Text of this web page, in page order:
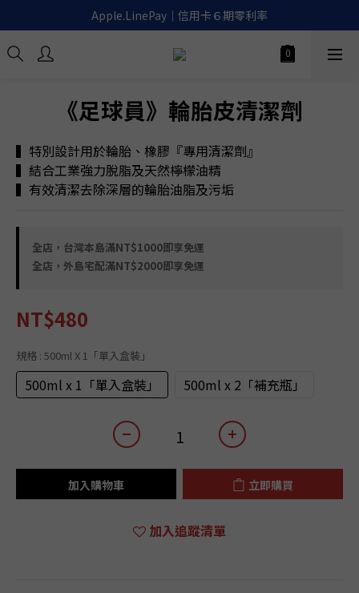
滿千免運｜超商取貨.宅配.貨到付款🚚
Apple.LinePay｜信用卡６期零利率
喚醒御守｜30天滿意保證. 無條件退費
《足球員》輪胎皮清潔劑
▍特別設計用於輪胎、橡膠『專用清潔劑』
▍結合工業強力脫脂及天然檸檬油精
▍有效清潔去除深層的輪胎油脂及污垢
全店，台灣本島滿NT$1000即享免運
全店，外島宅配滿NT$2000即享免運
NT$480
規格 : 500ml X 1「單入盒裝」
500ml x 1「單入盒裝」 500ml x 2「補充瓶」
加入購物車 立即購買
加入追蹤清單